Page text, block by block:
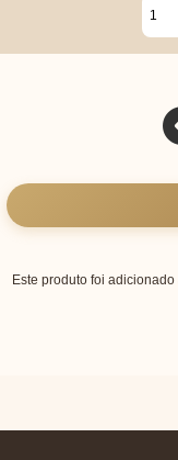
Este produto foi